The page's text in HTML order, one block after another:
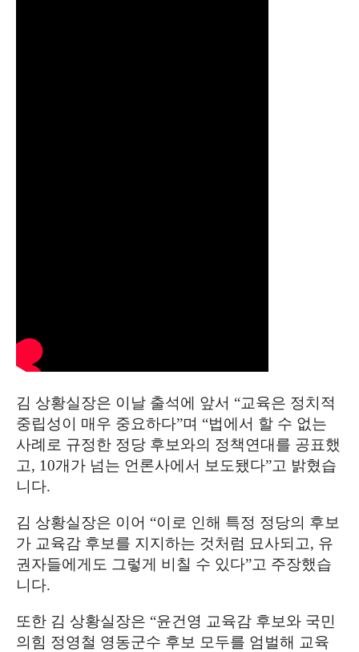
김 상황실장은 이날 출석에 앞서 “교육은 정치적
중립성이 매우 중요하다”며 “법에서 할 수 없는
사례로 규정한 정당 후보와의 정책연대를 공표했
고, 10개가 넘는 언론사에서 보도됐다”고 밝혔습
니다.
김 상황실장은 이어 “이로 인해 특정 정당의 후보
가 교육감 후보를 지지하는 것처럼 묘사되고, 유
권자들에게도 그렇게 비칠 수 있다”고 주장했습
니다.
또한 김 상황실장은 “윤건영 교육감 후보와 국민
의힘 정영철 영동군수 후보 모두를 엄벌해 교육